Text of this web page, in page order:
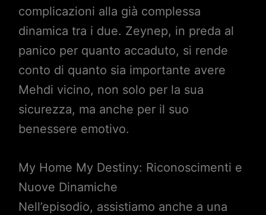
complicazioni alla già complessa
dinamica tra i due. Zeynep, in preda al
panico per quanto accaduto, si rende
conto di quanto sia importante avere
Mehdi vicino, non solo per la sua
sicurezza, ma anche per il suo
benessere emotivo.
My Home My Destiny: Riconoscimenti e
Nuove Dinamiche
Nell’episodio, assistiamo anche a una